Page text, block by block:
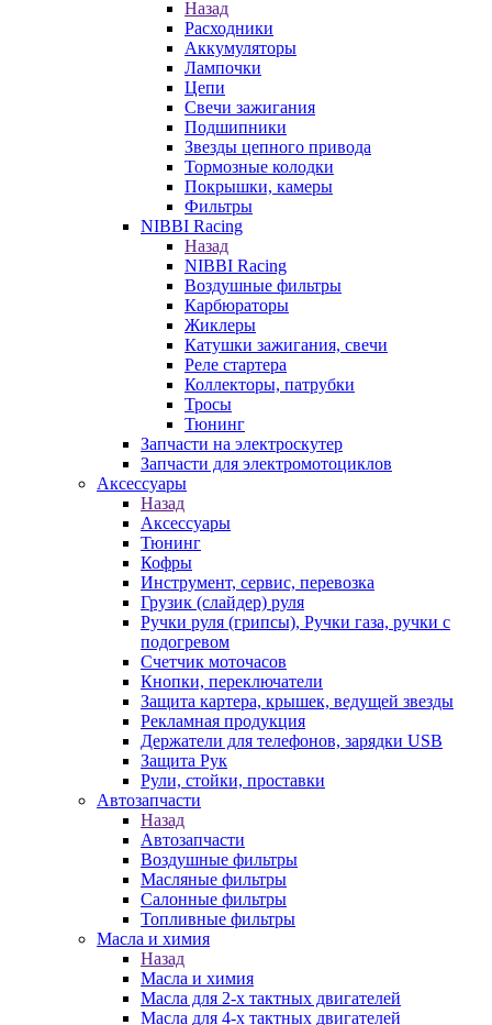
Назад
Расходники
Аккумуляторы
Лампочки
Цепи
Свечи зажигания
Подшипники
Звезды цепного привода
Тормозные колодки
Покрышки, камеры
Фильтры
NIBBI Racing
Назад
NIBBI Racing
Воздушные фильтры
Карбюраторы
Жиклеры
Катушки зажигания, свечи
Реле стартера
Коллекторы, патрубки
Тросы
Тюнинг
Запчасти на электроскутер
Запчасти для электромотоциклов
Аксессуары
Назад
Аксессуары
Тюнинг
Кофры
Инструмент, сервис, перевозка
Грузик (слайдер) руля
Ручки руля (грипсы), Ручки газа, ручки с
подогревом
Счетчик моточасов
Кнопки, переключатели
Защита картера, крышек, ведущей звезды
Рекламная продукция
Держатели для телефонов, зарядки USB
Защита Рук
Рули, стойки, проставки
Автозапчасти
Назад
Автозапчасти
Воздушные фильтры
Масляные фильтры
Салонные фильтры
Топливные фильтры
Масла и химия
Назад
Масла и химия
Масла для 2-х тактных двигателей
Масла для 4-х тактных двигателей